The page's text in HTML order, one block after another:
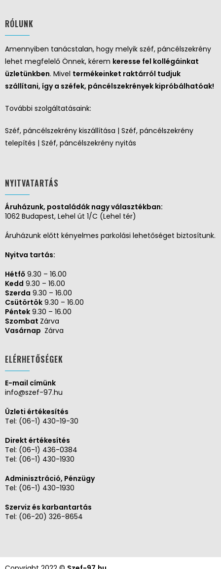
RÓLUNK
Amennyiben tanácstalan, hogy melyik széf, páncélszekrény
lehet megfelelő Önnek, kérem keresse fel kollégáinkat
üzletünkben. Mivel termékeinket raktárról tudjuk
szállítani, így a széfek, páncélszekrények kipróbálhatóak!
További szolgáltatásaink:
Széf, páncélszekrény kiszállítása | Széf, páncélszekrény
telepítés | Széf, páncélszekrény nyitás
NYITVATARTÁS
Áruházunk, postaládák nagy választékban:
1062 Budapest, Lehel út 1/C (Lehel tér)
Áruházunk előtt kényelmes parkolási lehetőséget biztosítunk.
Nyitva tartás:
Hétfő 9.30 – 16.00
Kedd 9.30 – 16.00
Szerda 9.30 – 16.00
Csütörtök 9.30 – 16.00
Péntek 9.30 – 16.00
Szombat Zárva
Vasárnap Zárva
ELÉRHETŐSÉGEK
E-mail címünk
info@szef-97.hu
Üzleti értékesítés
Tel: (06-1) 430-19-30
Direkt értékesítés
Tel: (06-1) 436-0384
Tel: (06-1) 430-1930
Adminisztráció, Pénzügy
Tel: (06-1) 430-1930
Szerviz és karbantartás
Tel: (06-20) 326-8654